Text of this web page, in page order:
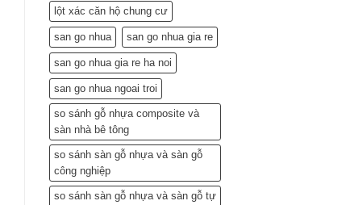
lột xác căn hộ chung cư
san go nhua san go nhua gia re
san go nhua gia re ha noi
san go nhua ngoai troi
so sánh gỗ nhựa composite và
sàn nhà bê tông
so sánh sàn gỗ nhựa và sàn gỗ
công nghiệp
so sánh sàn gỗ nhựa và sàn gỗ tự